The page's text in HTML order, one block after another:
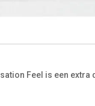
Feel is een